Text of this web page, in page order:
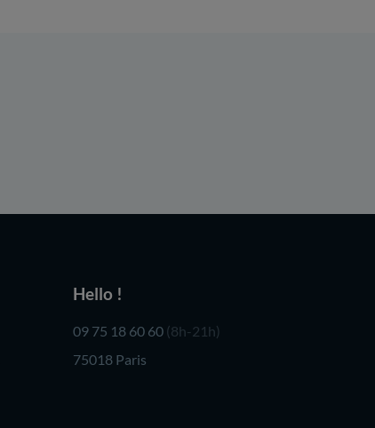
Hello !
09 75 18 60 60 (8h-21h)
75018 Paris